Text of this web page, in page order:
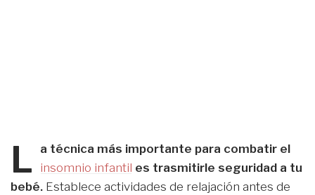
L
a técnica más importante para combatir el
insomnio infantil es trasmitirle seguridad a tu
bebé. Establece actividades de relajación antes de